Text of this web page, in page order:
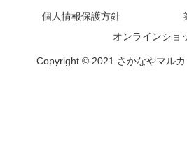
個人情報保護方針
オンラインショ
Copyright © 2021 さかなやマルカ